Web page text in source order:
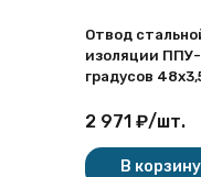
Отвод
изоляции
градусов
2 971 ₽/шт.
В корзину